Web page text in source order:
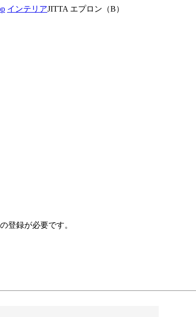
インテリアJITTA エプロン（B）
登録が必要です。